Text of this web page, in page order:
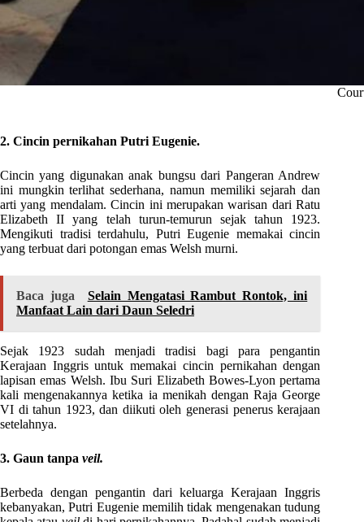
2. Cincin pernikahan Putri Eugenie.
Cincin yang digunakan anak bungsu dari Pangeran Andrew
ini mungkin terlihat sederhana, namun memiliki sejarah dan
arti yang mendalam. Cincin ini merupakan warisan dari Ratu
Elizabeth II yang telah turun-temurun sejak tahun 1923.
Mengikuti tradisi terdahulu, Putri Eugenie memakai cincin
yang terbuat dari potongan emas Welsh murni.
Baca juga
Selain Mengatasi Rambut Rontok, ini
Manfaat Lain dari Daun Seledri
Sejak 1923 sudah menjadi tradisi bagi para pengantin
Kerajaan Inggris untuk memakai cincin pernikahan dengan
lapisan emas Welsh. Ibu Suri Elizabeth Bowes-Lyon pertama
kali mengenakannya ketika ia menikah dengan Raja George
VI di tahun 1923, dan diikuti oleh generasi penerus kerajaan
setelahnya.
3. Gaun tanpa veil.
Berbeda dengan pengantin dari keluarga Kerajaan Inggris
kebanyakan, Putri Eugenie memilih tidak mengenakan tudung